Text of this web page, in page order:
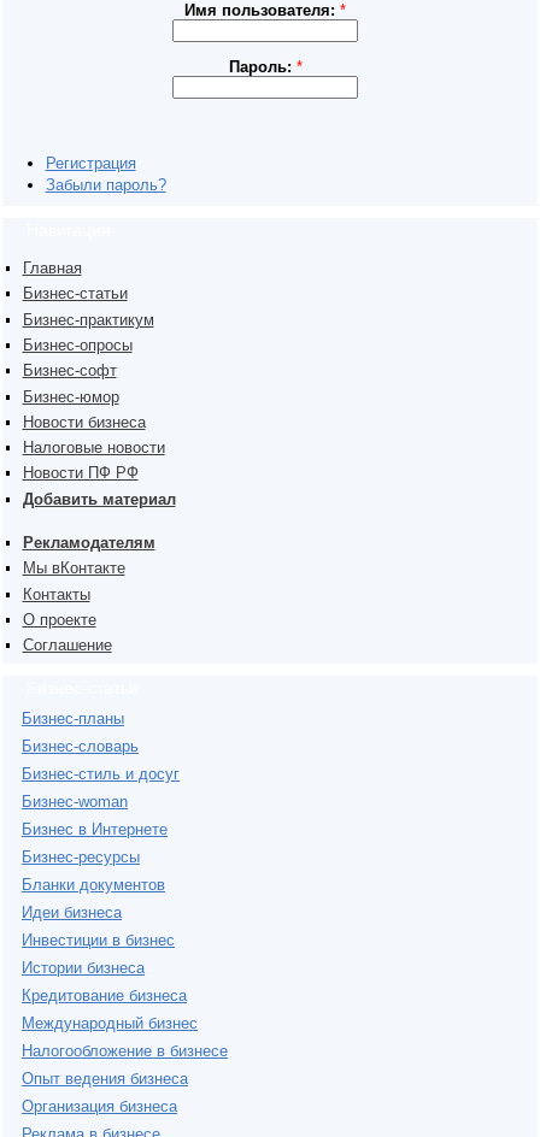
Имя пользователя:*
Пароль: *
Регистрация
Забыли пароль?
Главная
Бизнес-статьи
Бизнес-практикум
Бизнес-опросы
Бизнес-софт
Бизнес-юмор
Новости бизнеса
Налоговые новости
Новости ПФ РФ
Добавить материал
Рекламодателям
Мы вКонтакте
Контакты
О проекте
Соглашение
Бизнес-планы
Бизнес-словарь
Бизнес-стиль и досуг
Бизнес-woman
Бизнес в Интернете
Бизнес-ресурсы
Бланки документов
Идеи бизнеса
Инвестиции в бизнес
Истории бизнеса
Кредитование бизнеса
Международный бизнес
Налогообложение в бизнесе
Опыт ведения бизнеса
Организация бизнеса